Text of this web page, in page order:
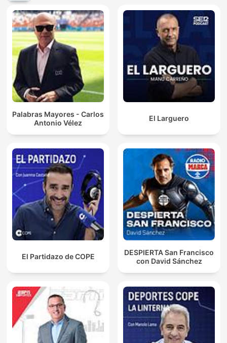
Palabras Mayores - Carlos
Antonio Vélez
El Larguero
El Partidazo de COPE
DESPIERTA San Francisco
con David Sánchez